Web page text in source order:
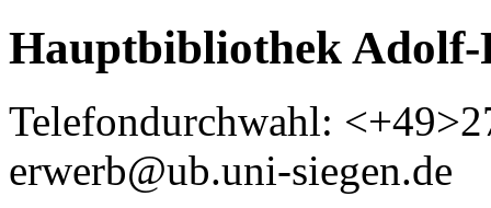
Hauptbibliothek Adolf-
Telefondurchwahl:
erwerb@ub.uni-siegen.de